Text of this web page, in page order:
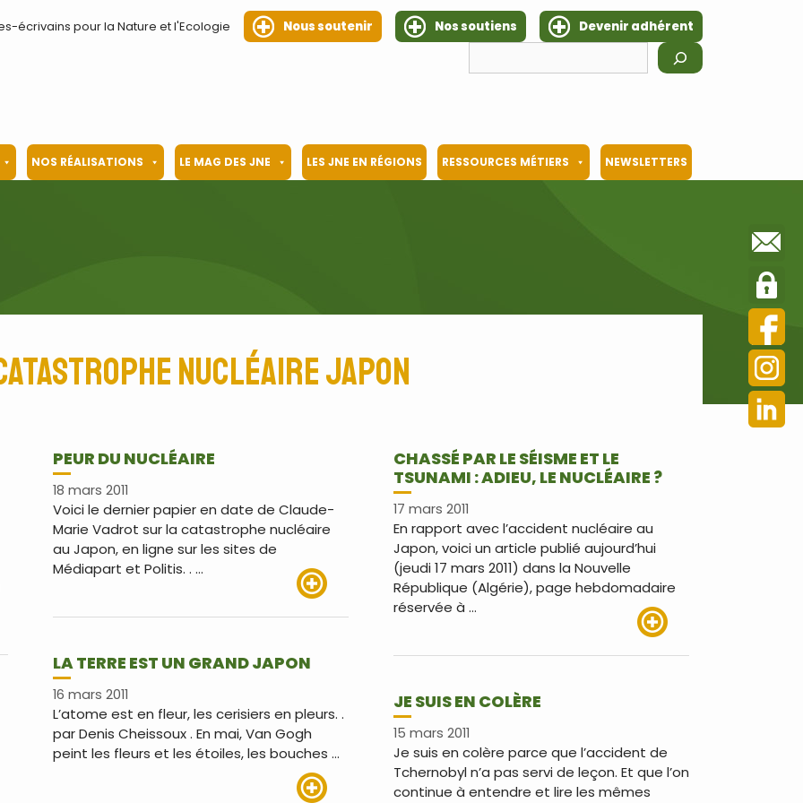
écrivains pour la Nature et l'Ecologie Nous soutenir Nos soutiens
Devenir adhérent
NOS RÉALISATIONS LE MAG DES JNE LES JNE EN RÉGIONS RESSOURCES MÉTIERS NEWSLETTERS
nucléaire Japon
PEUR DU NUCLÉAIRE
18 mars 2011
Voici le dernier papier en date de Claude-
Marie Vadrot sur la catastrophe nucléaire
au Japon, en ligne sur les sites de
Médiapart et Politis. . …
CHASSÉ PAR LE SÉISME ET LE
TSUNAMI : ADIEU, LE NUCLÉAIRE ?
17 mars 2011
En rapport avec l’accident nucléaire au
Japon, voici un article publié aujourd’hui
(jeudi 17 mars 2011) dans la Nouvelle
République (Algérie), page hebdomadaire
réservée à …
LA TERRE EST UN GRAND JAPON
16 mars 2011
L’atome est en fleur, les cerisiers en pleurs. .
par Denis Cheissoux . En mai, Van Gogh
peint les fleurs et les étoiles, les bouches …
JE SUIS EN COLÈRE
15 mars 2011
Je suis en colère parce que l’accident de
Tchernobyl n’a pas servi de leçon. Et que l’on
continue à entendre et lire les mêmes